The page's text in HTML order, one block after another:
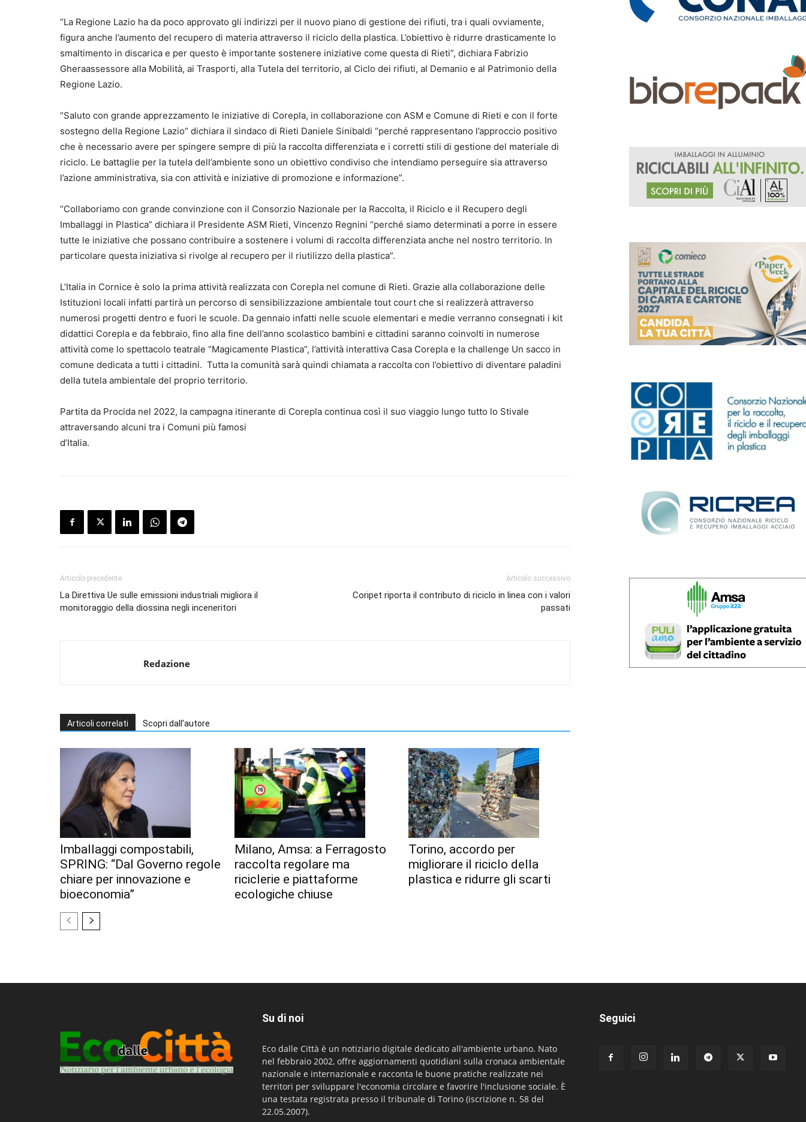
“La Regione Lazio ha da poco approvato gli indirizzi per il nuovo piano di gestione dei rifiuti, tra i quali ovviamente,
figura anche l’aumento del recupero di materia attraverso il riciclo della plastica. L’obiettivo è ridurre drasticamente lo
smaltimento in discarica e per questo è importante sostenere iniziative come questa di Rieti”, dichiara Fabrizio
Gheraassessore alla Mobilità, ai Trasporti, alla Tutela del territorio, al Ciclo dei rifiuti, al Demanio e al Patrimonio della
Regione Lazio.
“Saluto con grande apprezzamento le iniziative di Corepla, in collaborazione con ASM e Comune di Rieti e con il forte
sostegno della Regione Lazio” dichiara il sindaco di Rieti Daniele Sinibaldi “perché rappresentano l’approccio positivo
che è necessario avere per spingere sempre di più la raccolta differenziata e i corretti stili di gestione del materiale di
riciclo. Le battaglie per la tutela dell’ambiente sono un obiettivo condiviso che intendiamo perseguire sia attraverso
l’azione amministrativa, sia con attività e iniziative di promozione e informazione”.
“Collaboriamo con grande convinzione con il Consorzio Nazionale per la Raccolta, il Riciclo e il Recupero degli
Imballaggi in Plastica” dichiara il Presidente ASM Rieti, Vincenzo Regnini “perché siamo determinati a porre in essere
tutte le iniziative che possano contribuire a sostenere i volumi di raccolta differenziata anche nel nostro territorio. In
particolare questa iniziativa si rivolge al recupero per il riutilizzo della plastica”.
L’Italia in Cornice è solo la prima attività realizzata con Corepla nel comune di Rieti. Grazie alla collaborazione delle
Istituzioni locali infatti partirà un percorso di sensibilizzazione ambientale tout court che si realizzerà attraverso
numerosi progetti dentro e fuori le scuole. Da gennaio infatti nelle scuole elementari e medie verranno consegnati i kit
didattici Corepla e da febbraio, fino alla fine dell’anno scolastico bambini e cittadini saranno coinvolti in numerose
attività come lo spettacolo teatrale “Magicamente Plastica”, l’attività interattiva Casa Corepla e la challenge Un sacco in
comune dedicata a tutti i cittadini. Tutta la comunità sarà quindi chiamata a raccolta con l’obiettivo di diventare paladini
della tutela ambientale del proprio territorio.
Partita da Procida nel 2022, la campagna itinerante di Corepla continua così il suo viaggio lungo tutto lo Stivale
attraversando alcuni tra i Comuni più famosi
d’Italia.
Articolo precedente
La Direttiva Ue sulle emissioni industriali migliora il
monitoraggio della diossina negli inceneritori
Articolo successivo
Coripet riporta il contributo di riciclo in linea con i valori
passati
Redazione
Articoli correlati Scopri dall'autore
Imballaggi compostabili,
SPRING: “Dal Governo regole
chiare per innovazione e
bioeconomia”
Milano, Amsa: a Ferragosto
raccolta regolare ma
riciclerie e piattaforme
ecologiche chiuse
Torino, accordo per
migliorare il riciclo della
plastica e ridurre gli scarti
Su di noi
Eco dalle Città è un notiziario digitale dedicato all'ambiente urbano. Nato
nel febbraio 2002, offre aggiornamenti quotidiani sulla cronaca ambientale
nazionale e internazionale e racconta le buone pratiche realizzate nei
territori per sviluppare l'economia circolare e favorire l'inclusione sociale. È
una testata registrata presso il tribunale di Torino (iscrizione n. 58 del
22.05.2007).
Seguici